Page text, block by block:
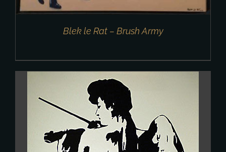
Blek le Rat – Brush Army